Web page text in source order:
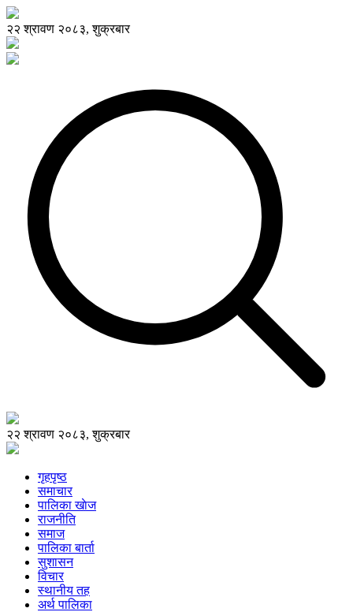
२२ श्रावण २०८३, शुक्रबार
२२ श्रावण २०८३, शुक्रबार
गृहपृष्ठ
समाचार
पालिका खाेज
राजनीति
समाज
पालिका बार्ता
सुशासन
विचार
स्थानीय तह
अर्थ पालिका